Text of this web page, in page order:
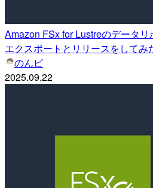
Amazon FSx for Lustreのデータ
エクスポートとリリースをしてみ
のんピ
2025.09.22